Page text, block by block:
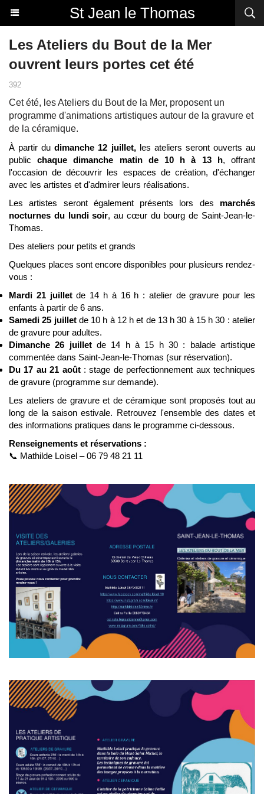
St Jean le Thomas
Les Ateliers du Bout de la Mer
ouvrent leurs portes cet été
392
Cet été, les Ateliers du Bout de la Mer, proposent un
programme d'animations artistiques autour de la gravure et
de la céramique.
À partir dudimanche 12 juillet,les ateliers seront ouverts au
publicchaque dimanche matin de 10 h à 13 h, offrant
l'occasion de découvrir les espaces de création, d'échanger
avec les artistes et d'admirer leurs réalisations.
Les artistes seront également présents lors des marchés
nocturnes du lundi soir, au cœur du bourg de Saint-Jean-le-
Thomas.
Des ateliers pour petits et grands
Quelques places sont encore disponibles pour plusieurs rendez-
vous :
Mardi 21 juilletde 14 h à 16 h : atelier de gravure pour les
enfants à partir de 6 ans.
Samedi 25 juilletde 10 h à 12 h et de 13 h 30 à 15 h 30 : atelier
de gravure pour adultes.
Dimanche 26 juilletde 14 h à 15 h 30 : balade artistique
commentée dans Saint-Jean-le-Thomas (sur réservation).
Du 17 au 21 août: stage de perfectionnement aux techniques
de gravure (programme sur demande).
Les ateliers de gravure et de céramique sont proposés tout au
long de la saison estivale. Retrouvez l'ensemble des dates et
des informations pratiques dans le programme ci-dessous.
Renseignements et réservations :
📞 Mathilde Loisel – 06 79 48 21 11